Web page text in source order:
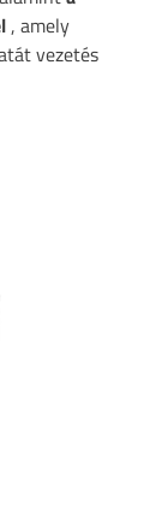
, amely
vezetés